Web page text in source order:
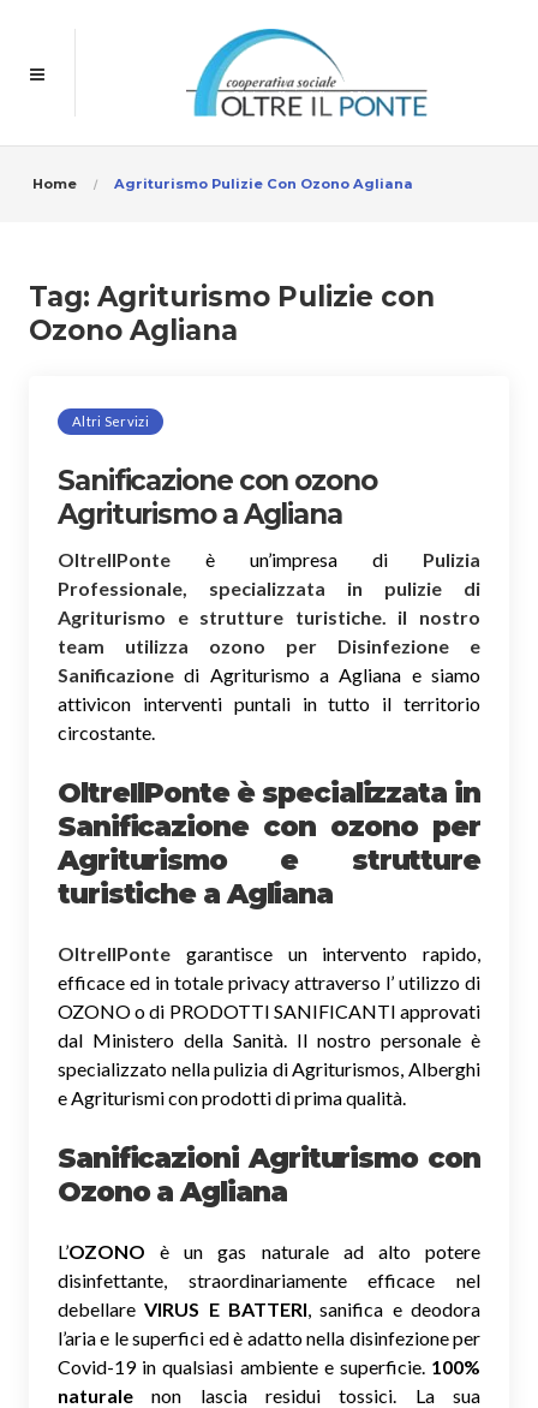
Home Agriturismo Pulizie Con Ozono Agliana
Tag: Agriturismo Pulizie con
Ozono Agliana
Altri Servizi
Sanificazione con ozono
Agriturismo a Agliana
OltreIlPonte è un’impresa di Pulizia
Professionale, specializzata in pulizie di
Agriturismo e strutture turistiche. il nostro
team utilizza ozono per Disinfezione e
Sanificazione di Agriturismo a Agliana e siamo
attivicon interventi puntali in tutto il territorio
circostante.
OltreIlPonte è specializzata in
Sanificazione con ozono per
Agriturismo e strutture
turistiche a Agliana
OltreIlPonte garantisce un intervento rapido,
efficace ed in totale privacy attraverso l’ utilizzo di
OZONO o di PRODOTTI SANIFICANTI approvati
dal Ministero della Sanità. Il nostro personale è
specializzato nella pulizia di Agriturismos, Alberghi
e Agriturismi con prodotti di prima qualità.
Sanificazioni Agriturismo con
Ozonoa Agliana
L’OZONO è un gas naturale ad alto potere
disinfettante, straordinariamente efficace nel
debellareVIRUS E BATTERI, sanifica e deodora
l’aria e le superfici ed è adatto nella disinfezione per
Covid-19 in qualsiasi ambiente e superficie. 100%
naturale non lascia residui tossici. La sua